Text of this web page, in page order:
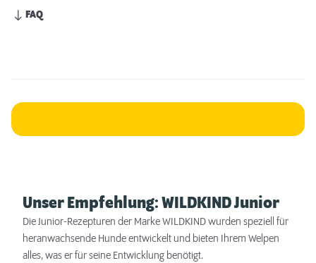
FAQ
Unser Empfehlung: WILDKIND Junior
Die Junior-Rezepturen der Marke WILDKIND wurden speziell für
heranwachsende Hunde entwickelt und bieten Ihrem Welpen
alles, was er für seine Entwicklung benötigt.